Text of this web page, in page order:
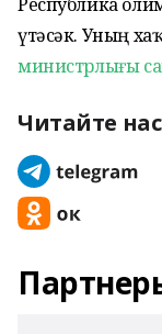
үтәсәк. Уның
министрлығы
Читайте нас